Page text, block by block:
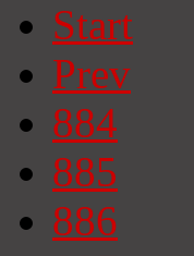
Start
Prev
884
885
886